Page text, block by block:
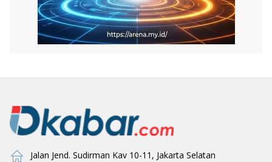
Jalan Jend. Sudirman Kav 10-11, Jakarta Selatan